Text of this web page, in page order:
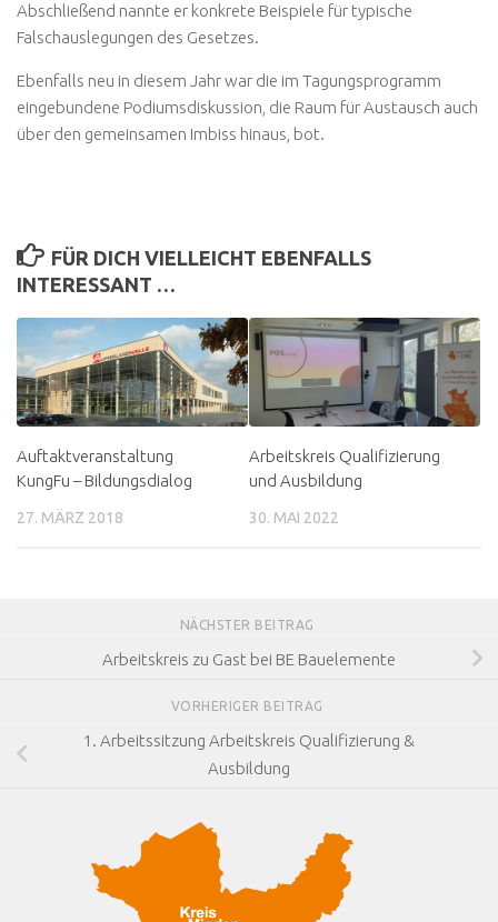
Abschließend nannte er konkrete Beispiele für typische
Falschauslegungen des Gesetzes.
Ebenfalls neu in diesem Jahr war die im Tagungsprogramm
eingebundene Podiumsdiskussion, die Raum für Austausch auch
über den gemeinsamen Imbiss hinaus, bot.
FÜR DICH VIELLEICHT EBENFALLS
INTERESSANT …
Auftaktveranstaltung
KungFu – Bildungsdialog
27. MÄRZ 2018
Arbeitskreis Qualifizierung
und Ausbildung
30. MAI 2022
NÄCHSTER BEITRAG
Arbeitskreis zu Gast bei BE Bauelemente
VORHERIGER BEITRAG
1. Arbeitssitzung Arbeitskreis Qualifizierung &
Ausbildung